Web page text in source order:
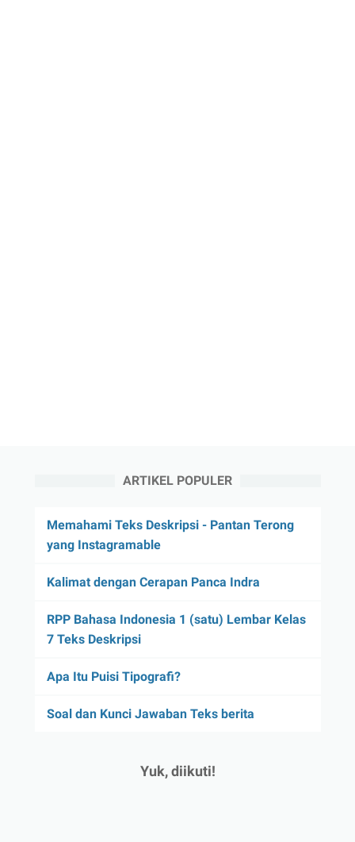
ARTIKEL POPULER
Memahami Teks Deskripsi - Pantan Terong
yang Instagramable
Kalimat dengan Cerapan Panca Indra
RPP Bahasa Indonesia 1 (satu) Lembar Kelas
7 Teks Deskripsi
Apa Itu Puisi Tipografi?
Soal dan Kunci Jawaban Teks berita
Yuk, diikuti!